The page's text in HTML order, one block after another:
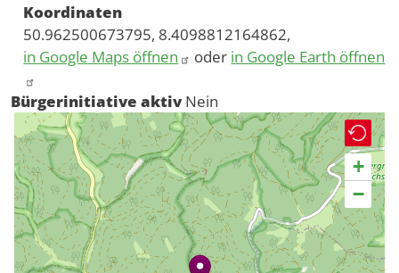
Koordinaten
50.962500673795, 8.4098812164862,
in Google Maps öffnen
oder in Google Earth öffnen
Bürgerinitiative aktiv Nein
+
−